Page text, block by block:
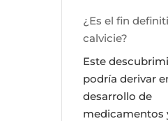
¿Es el fin
calvicie?
Este
podría derivar
desarrollo de
medicamentos